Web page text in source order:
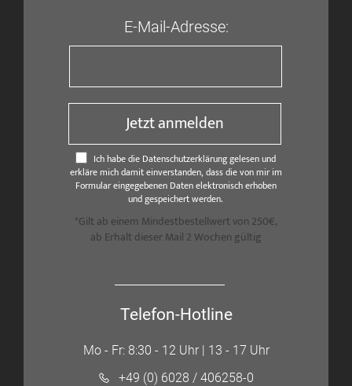
E-Mail-Adresse:
Jetzt anmelden
Ich habe die Datenschutzerklärung gelesen und
erkläre mich damit einverstanden, dass die von mir im
Formular eingegebenen Daten elektronisch erhoben
und gespeichert werden.
*Gilt ab einem Mindestbestellwert von 250€,
ab Erhalt dieser Mail 2 Wochen gültig
Telefon-Hotline
Mo - Fr: 8:30 - 12 Uhr | 13 - 17 Uhr
+49 (0) 6028 / 406258-0